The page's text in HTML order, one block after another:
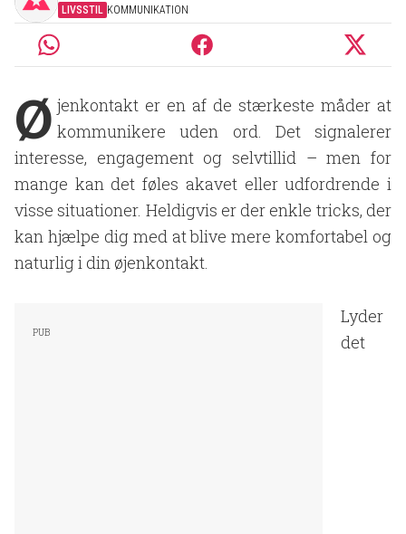
LIVSSTIL KOMMUNIKATION
Ø jenkontakt er en af de stærkeste måder at
kommunikere uden ord. Det signalerer
interesse, engagement og selvtillid – men for
mange kan det føles akavet eller udfordrende i
visse situationer. Heldigvis er der enkle tricks, der
kan hjælpe dig med at blive mere komfortabel og
naturlig i din øjenkontakt.
Lyder
det